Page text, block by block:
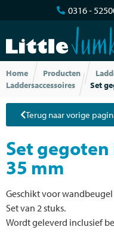
0316 -
Home Producten
Laddersaccessoires
Set
Terug naar vorige
Set
35 mm
Geschikt voor
Set van 2 stuks.
Wordt geleverd inclusief